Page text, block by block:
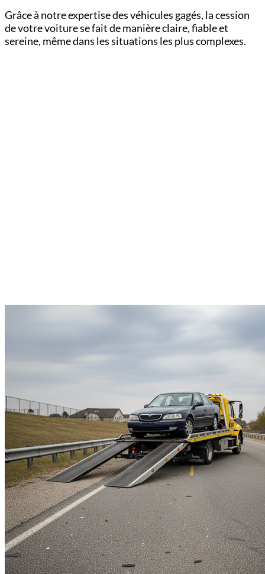
Grâce à notre expertise des véhicules gagés, la cession
de votre voiture se fait de manière claire, fiable et
sereine, même dans les situations les plus complexes.